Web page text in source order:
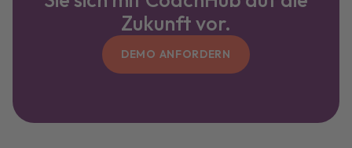
Zukunft vor.
DEMO ANFORDERN